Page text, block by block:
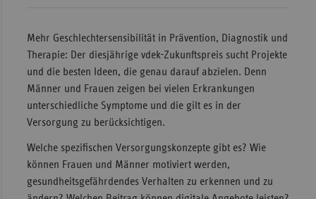
E-
Mail
Mehr Geschlechtersensibilität in Prävention, Diagnostik und
Therapie: Der diesjährige vdek-Zukunftspreis sucht Projekte
und die besten Ideen, die genau darauf abzielen. Denn
Männer und Frauen zeigen bei vielen Erkrankungen
unterschiedliche Symptome und die gilt es in der
Versorgung zu berücksichtigen.
Welche spezifischen Versorgungskonzepte gibt es? Wie
können Frauen und Männer motiviert werden,
gesundheitsgefährdendes Verhalten zu erkennen und zu